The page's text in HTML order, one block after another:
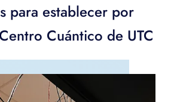
para establecer por
Cuántico de UTC